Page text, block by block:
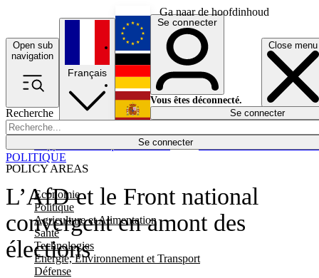
Ga naar de hoofdinhoud
Open sub
navigation
Close menu
Recherche
Se connecter
POLICY AREAS
Economie
Politique
Agriculture et Alimentation
Santé
Technologies
Energie, Environnement et Transport
Défense
Économie
Français
English
Deutsch
Español
Se connecter
Vous êtes déconnecté.
Se connecter
L’AfD et le Front national
convergent en amont des
élections
POLITIQUE